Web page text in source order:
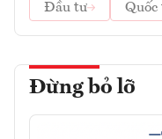
Đầu tư
Quốc
Đừng bỏ lỡ